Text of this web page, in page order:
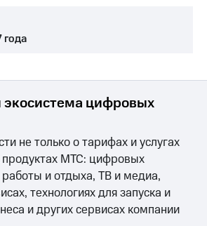
года
цифровых
не только о тарифах и услугах
продуктах МТС: цифровых
и отдыха, ТВ и медиа,
технологиях для запуска и
и других сервисах компании